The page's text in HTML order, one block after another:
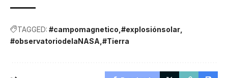
TAGGED: #campomagnetico #explosiónsolar
#observatoriodelaNASA #Tierra